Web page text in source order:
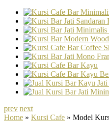
prev next
Home » Kursi Cafe » Model